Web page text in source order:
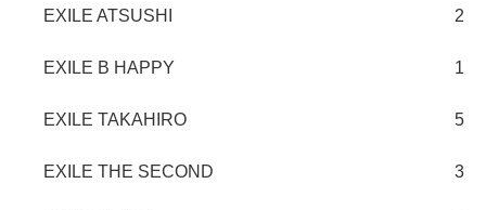
EXILE ATSUSHI 2
EXILE B HAPPY 1
EXILE TAKAHIRO 5
EXILE THE SECOND 3